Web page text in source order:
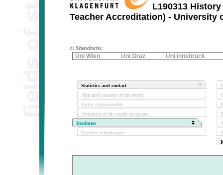
L190313
Teacher Accreditation) - University
Uni Wien Uni Graz Uni Innsbruck
Statistics and contact
Aim and content of the study
Entry requirements
Structure of the study program
Institutes
Further information